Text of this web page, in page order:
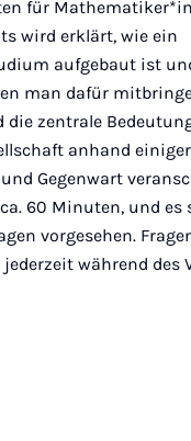
für
wird erklärt, wie ein
aufgebaut ist
man dafür
die zentrale
anhand
Gegenwart
60 Minuten, und es
vorgesehen.
während des